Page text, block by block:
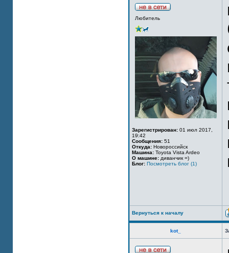
Любитель
Зарегистрирован: 01 июл 2017,
19:42
Сообщения: 51
Откуда: Новороссийск
Машина: Toyota Vista Ardeo
О машине: диванчик =)
Блог: Посмотреть блог (1)
Вернуться к началу
kot_